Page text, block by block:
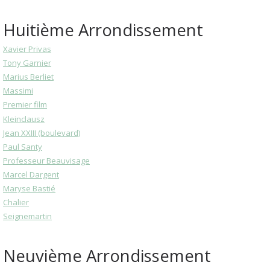
Huitième Arrondissement
Xavier Privas
Tony Garnier
Marius Berliet
Massimi
Premier film
Kleinclausz
Jean XXIII (boulevard)
Paul Santy
Professeur Beauvisage
Marcel Dargent
Maryse Bastié
Chalier
Seignemartin
Neuvième Arrondissement